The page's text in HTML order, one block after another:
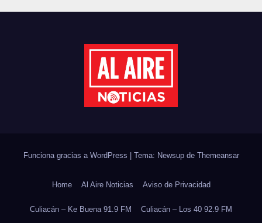
DE ÁRBOLES
Funciona gracias a WordPress Tema: Newsup de Themeansar
Home Al Aire Noticias Aviso de Privacidad
Culiacán – Ke Buena 91.9 FM Culiacán – Los 40 92.9 FM